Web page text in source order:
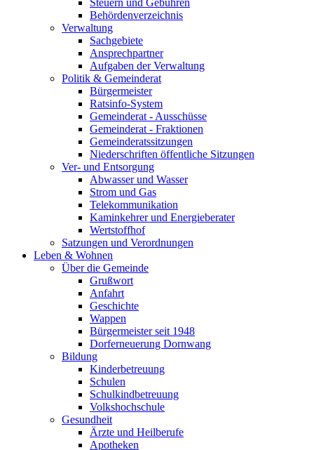
Steuern und Gebühren
Behördenverzeichnis
Verwaltung
Sachgebiete
Ansprechpartner
Aufgaben der Verwaltung
Politik & Gemeinderat
Bürgermeister
Ratsinfo-System
Gemeinderat - Ausschüsse
Gemeinderat - Fraktionen
Gemeinderatssitzungen
Niederschriften öffentliche Sitzungen
Ver- und Entsorgung
Abwasser und Wasser
Strom und Gas
Telekommunikation
Kaminkehrer und Energieberater
Wertstoffhof
Satzungen und Verordnungen
Leben & Wohnen
Über die Gemeinde
Grußwort
Anfahrt
Geschichte
Wappen
Bürgermeister seit 1948
Dorferneuerung Dornwang
Bildung
Kinderbetreuung
Schulen
Schulkindbetreuung
Volkshochschule
Gesundheit
Ärzte und Heilberufe
Apotheken